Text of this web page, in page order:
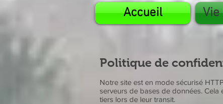
Accueil Vie
Politique de
Notre site est en mode sécurisé
serveurs de bases de données. Cela
tiers lors de leur transit.